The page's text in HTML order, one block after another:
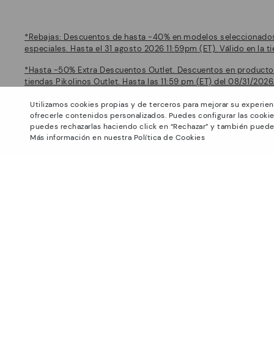
Utilizamos cookies propias y de terceros para mejorar su
ofrecerle contenidos personalizados. Puedes configurar las
puedes rechazarlas haciendo click en “Rechazar” y también
Más información en nuestra Política de Cookies
*Rebajas: Descuentos de hasta -40% en modelos
especiales. Hasta el 31 agosto 2026 11:59pm (ET). Válido en la
*Hasta -50% Extra Descuentos Outlet. Descuentos en
tiendas Pikolinos Outlet. Hasta las 11:59 pm (ET) del 08/31/
Sobre Pikolinos
Universo
Huellas
Ayuda
Centro de Soporte
Cómo hacer un pedido